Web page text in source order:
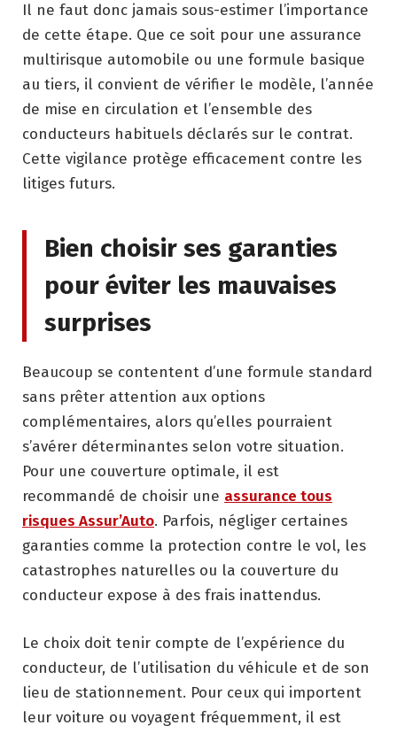
Il ne faut donc jamais sous-estimer l’importance
de cette étape. Que ce soit pour une assurance
multirisque automobile ou une formule basique
au tiers, il convient de vérifier le modèle, l’année
de mise en circulation et l’ensemble des
conducteurs habituels déclarés sur le contrat.
Cette vigilance protège efficacement contre les
litiges futurs.
Bien choisir ses garanties
pour éviter les mauvaises
surprises
Beaucoup se contentent d’une formule standard
sans prêter attention aux options
complémentaires, alors qu’elles pourraient
s’avérer déterminantes selon votre situation.
Pour une couverture optimale, il est
recommandé de choisir une assurance tous
risques Assur’Auto. Parfois, négliger certaines
garanties comme la protection contre le vol, les
catastrophes naturelles ou la couverture du
conducteur expose à des frais inattendus.
Le choix doit tenir compte de l’expérience du
conducteur, de l’utilisation du véhicule et de son
lieu de stationnement. Pour ceux qui importent
leur voiture ou voyagent fréquemment, il est